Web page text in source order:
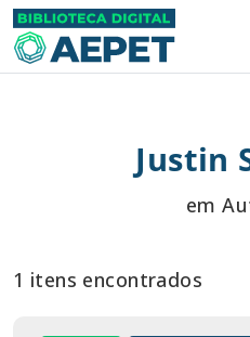
Justin
em
1 itens encontrados